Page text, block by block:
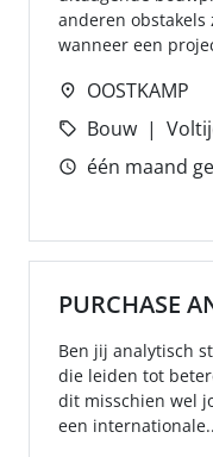
anderen obstakels
wanneer een
OOSTKAMP
Bouw
één maand
PURCHASE
Ben jij analytisch
die leiden tot
dit misschien wel
een